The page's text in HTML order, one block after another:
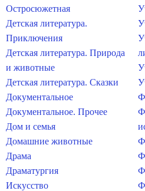
Остросюжетная
Детская литература.
Приключения
Детская литература. Природа
и животные
Детская литература. Сказки
Документальное
Документальное. Прочее
Дом и семья
Домашние животные
Драма
Драматургия
Искусство